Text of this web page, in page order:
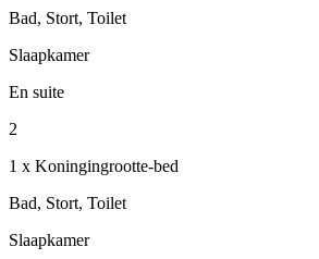
Bad, Stort, Toilet
Slaapkamer
En suite
2
1 x Koningingrootte-bed
Bad, Stort, Toilet
Slaapkamer